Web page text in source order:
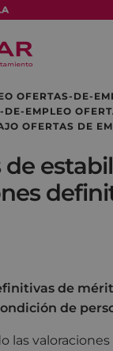
OFERTAS-DE-
DE-EMPLEO
OFERTAS DE
de
de
de
las